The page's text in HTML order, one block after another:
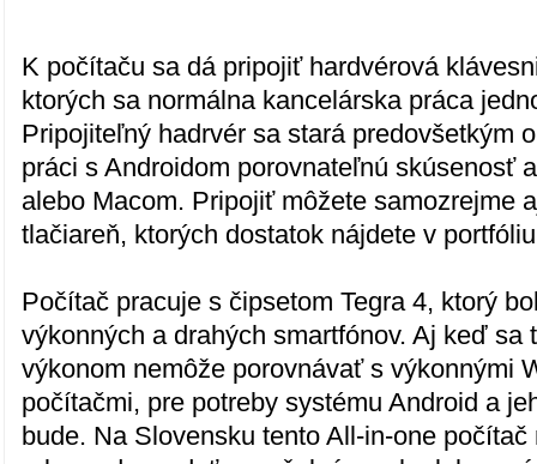
K počítaču sa dá pripojiť hardvérová
ktorých sa normálna kancelárska práca
Pripojiteľný hadrvér sa stará predovšetkým
práci s Androidom porovnateľnú skúsenosť
alebo Macom. Pripojiť môžete samozrejme
tlačiareň, ktorých dostatok nájdete v
Počítač pracuje s čipsetom Tegra 4, ktorý
výkonných a drahých smartfónov. Aj keď sa
výkonom nemôže porovnávať s výkonnými
počítačmi, pre potreby systému Android a
bude. Na Slovensku tento All-in-one